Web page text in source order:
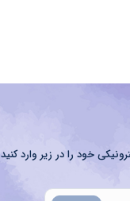
خود را در زیر وارد کنید